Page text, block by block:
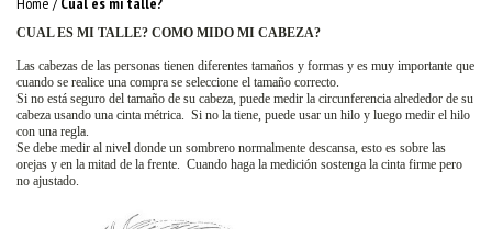
CUAL ES MI TALLE? COMO MIDO MI CABEZA?
Las cabezas de las personas tienen diferentes tamaños y formas y es muy importante que
cuando se realice una compra se seleccione el tamaño correcto.
Si no está seguro del tamaño de su cabeza, puede medir la circunferencia alrededor de su
cabeza usando una cinta métrica. Si no la tiene, puede usar un hilo y luego medir el hilo
con una regla.
Se debe medir al nivel donde un sombrero normalmente descansa, esto es sobre las
orejas y en la mitad de la frente. Cuando haga la medición sostenga la cinta firme pero
no ajustado.